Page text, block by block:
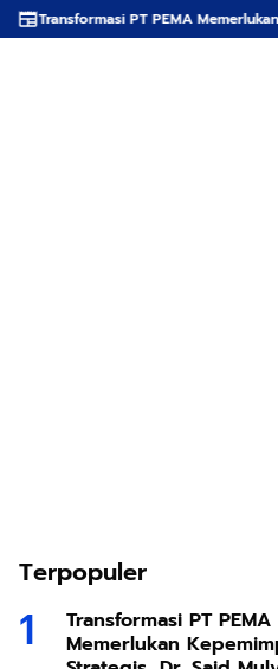
PT PEMA Memerlukan
Terpopuler
Transformasi PT PEMA
Memerlukan